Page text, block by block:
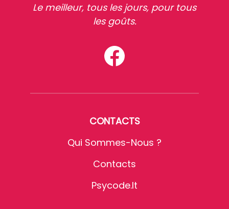
Le meilleur, tous les jours, pour tous
les goûts.
CONTACTS
Qui Sommes-Nous ?
Contacts
Psycode.it